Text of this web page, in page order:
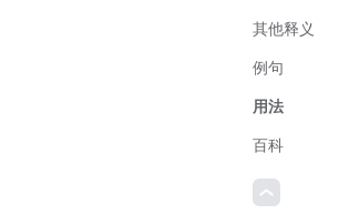
其他释义
例句
用法
百科